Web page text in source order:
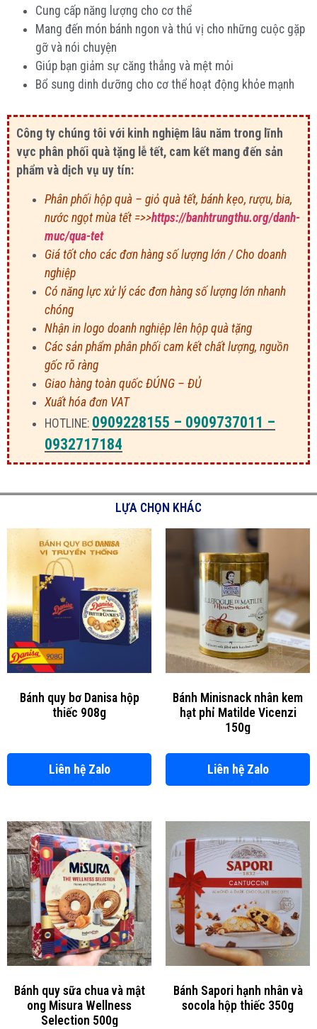
Cung cấp năng lượng cho cơ thể
Mang đến món bánh ngon và thú vị cho những cuộc gặp
gỡ và nói chuyện
Giúp bạn giảm sự căng thẳng và mệt mỏi
Bổ sung dinh dưỡng cho cơ thể hoạt động khỏe mạnh
Công ty chúng tôi với kinh nghiệm lâu năm trong lĩnh
vực phân phối quà tặng lễ tết, cam kết mang đến sản
phẩm và dịch vụ uy tín:
Phân phối hộp quà – giỏ quà tết, bánh kẹo, rượu, bia,
nước ngọt mùa tết =>>https://banhtrungthu.org/danh-
muc/qua-tet
Giá tốt cho các đơn hàng số lượng lớn / Cho doanh
nghiệp
Có năng lực xử lý các đơn hàng số lượng lớn nhanh
chóng
Nhận in logo doanh nghiệp lên hộp quà tặng
Các sản phẩm phân phối cam kết chất lượng, nguồn
gốc rõ ràng
Giao hàng toàn quốc ĐÚNG – ĐỦ
Xuất hóa đơn VAT
HOTLINE: 0909228155 – 0909737011 –
0932717184
LỰA CHỌN KHÁC
Bánh quy bơ Danisa hộp
thiếc 908g
Liên hệ Zalo
Bánh Minisnack nhân kem
hạt phỉ Matilde Vicenzi
150g
Liên hệ Zalo
Bánh quy sữa chua và mật
ong Misura Wellness
Selection 500g
Bánh Sapori hạnh nhân và
socola hộp thiếc 350g